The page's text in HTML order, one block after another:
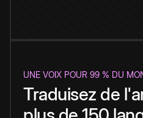
UNE VOIX POUR 99 % DU
Traduisez de